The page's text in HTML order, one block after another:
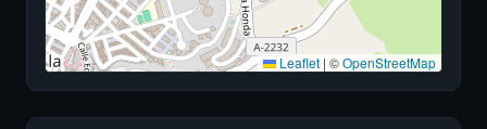
Leaflet | ©OpenStreetMap